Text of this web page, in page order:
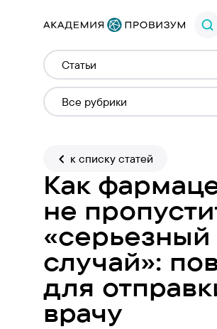
к списку статей
Как
не
«серьезный
случай»:
для
врачу